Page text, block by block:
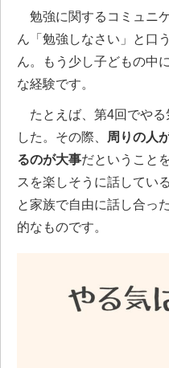
勉強に関するコミュニ
ん「勉強しなさい」と口
ん。もう少し子どもの中
な経験です。
たとえば、第4回でやる
した。その際、
周りの人
るのが大事だということ
スを楽しそうに話してい
と家族で自由に話し合っ
的なものです。